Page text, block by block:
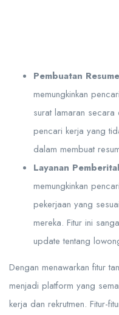
Pembuatan
memungkinkan
surat lamaran secara
pencari kerja yang
dalam membuat
Layanan
memungkinkan
pekerjaan yang
mereka. Fitur ini
update tentang
Dengan menawarkan fitur
menjadi platform yang
kerja dan rekrutmen. Fitur-